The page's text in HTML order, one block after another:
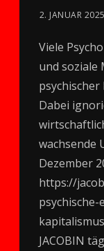
2. JANUAR 2025
Viele
und soziale
Dabei
wachsende
Dezember
https://
JACOBIN